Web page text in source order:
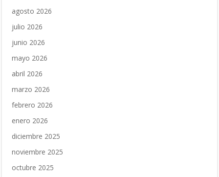
agosto 2026
julio 2026
junio 2026
mayo 2026
abril 2026
marzo 2026
febrero 2026
enero 2026
diciembre 2025
noviembre 2025
octubre 2025